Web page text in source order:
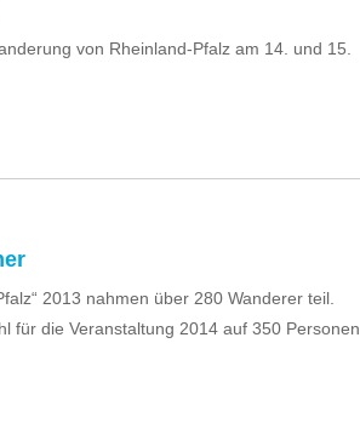
von Rheinland-Pfalz am 14. und 15.
2013 nahmen über 280 Wanderer teil.
für die Veranstaltung 2014 auf 350 Personen